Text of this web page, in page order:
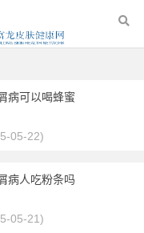
病可以喝蜂蜜
05-22)
病人吃粉条吗
05-21)